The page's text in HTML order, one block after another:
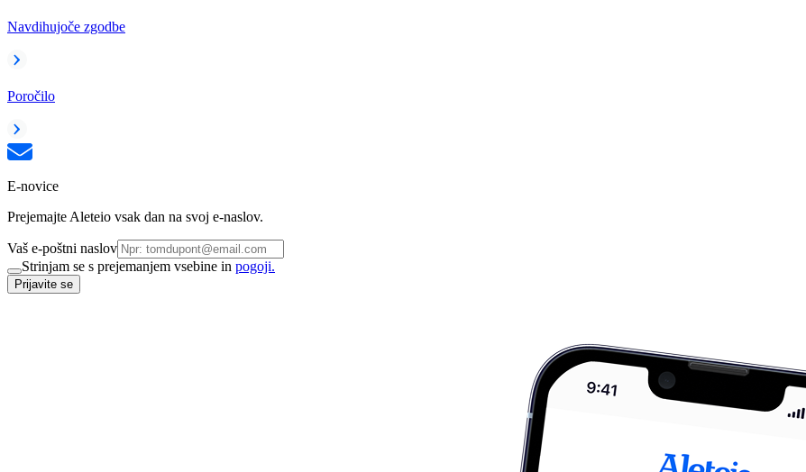
Navdihujoče zgodbe
Poročilo
E-novice
Prejemajte Aleteio vsak dan na svoj e-naslov.
Vaš e-poštni naslov
Strinjam se s prejemanjem vsebine in pogoji.
Prijavite se